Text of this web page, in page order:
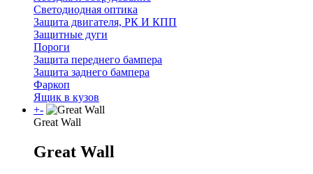
Светодиодная оптика
Защита двигателя, РК И КПП
Защитные дуги
Пороги
Защита переднего бампера
Защита заднего бампера
Фаркоп
Ящик в кузов
+-
Great Wall
Great Wall